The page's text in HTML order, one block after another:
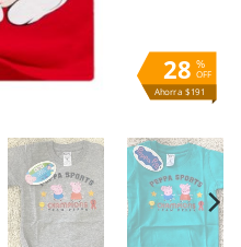
%
OFF
28
Ahorra $191